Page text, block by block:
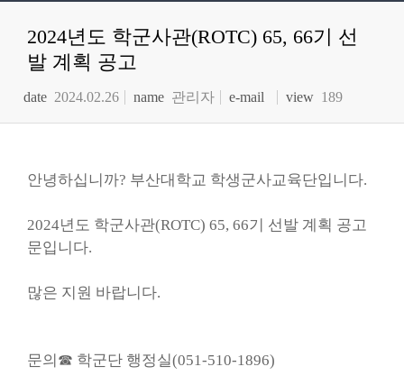
2024년도 학군사관(ROTC) 65, 66기 선
발 계획 공고
date 2024.02.26 name 관리자 e-mail view 189
안녕하십니까? 부산대학교 학생군사교육단입니다.
2024년도 학군사관(ROTC) 65, 66기 선발 계획 공고
문입니다.
많은 지원 바랍니다.
문의☎ 학군단 행정실(051-510-1896)